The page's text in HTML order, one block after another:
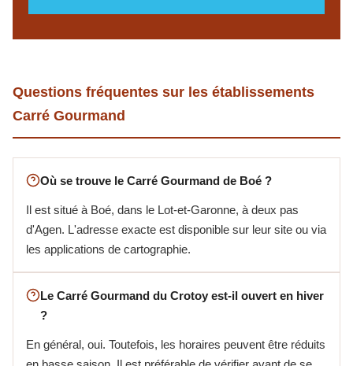
Questions fréquentes sur les établissements
Carré Gourmand
Où se trouve le Carré Gourmand de Boé ?
Il est situé à Boé, dans le Lot-et-Garonne, à deux pas
d'Agen. L'adresse exacte est disponible sur leur site ou via
les applications de cartographie.
Le Carré Gourmand du Crotoy est-il ouvert en hiver
?
En général, oui. Toutefois, les horaires peuvent être réduits